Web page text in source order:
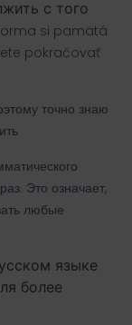
с того
si pamätá
pokračovať
точно знаю
Это означает,
любые
языке
более